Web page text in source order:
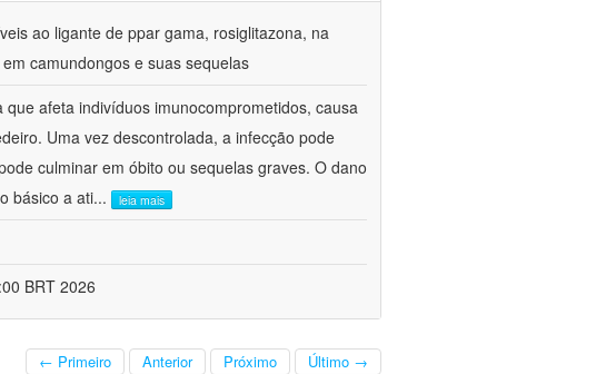
ao ligante de ppar gama, rosiglitazona, na
camundongos e suas sequelas
afeta indivíduos imunocomprometidos, causa
Uma vez descontrolada, a infecção pode
culminar em óbito ou sequelas graves. O dano
básico a ati... leia mais
BRT 2026
← Primeiro Anterior Próximo Último →